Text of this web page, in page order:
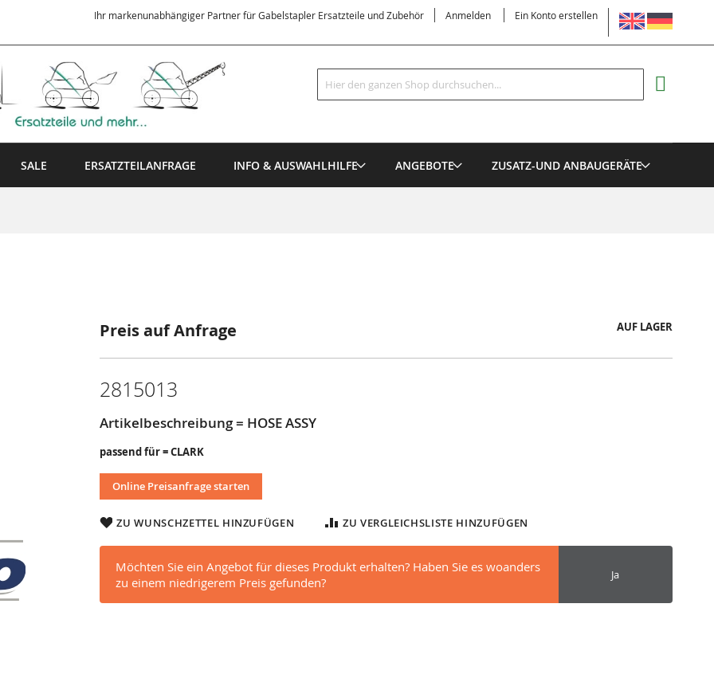
SPRACHE
Ihr markenunabhängiger Partner für Gabelstapler Ersatzteile und Zubehör Anmelden Ein Konto erstellen
Suche
Suche
SALE ERSATZTEILANFRAGE INFO & AUSWAHLHILFE ANGEBOTE ZUSATZ-UND ANBAUGERÄTE
Preis auf Anfrage AUF LAGER
2815013
Artikelbeschreibung = HOSE ASSY
passend für = CLARK
Online Preisanfrage starten
ZU WUNSCHZETTEL HINZUFÜGEN ZU VERGLEICHSLISTE HINZUFÜGEN
Möchten Sie ein Angebot für dieses Produkt erhalten? Haben Sie es woanders
zu einem niedrigerem Preis gefunden?
Ja